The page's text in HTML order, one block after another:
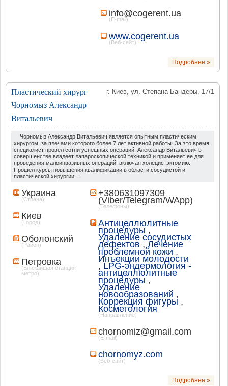
info@cogerent.ua
(E-mail)
www.cogerent.ua
(Веб-сайт)
Подробнее »
г. Киев, ул. Степана Бандеры, 17/1
Пластический хирург
Чорномыз Александр
Витальевич
Чорномыз Александр Витальевич является опытным пластическим
хирургом, за плечами которого более 7 лет активной работы. За это время
специалист провел сотни успешных операций. Александр Витальевич в
совершенстве владеет лапароскопической техникой и применяет ее для
проведения малоинвазивных операций, включая холецистэктомию.
Прошел курсы повышения квалификации в области сосудистой и
пластической хирургии....
Украина
(Страна)
Киев
(Город)
Оболонский
(Район)
Петровка
(Ближайшая станция
метро)
+380631097309
(Viber/Telegram/WApp)
(Телефоны)
Антицеллюлитные
процедуры ,
Удаление сосудистых
дефектов , Лечение
проблемной кожи ,
Инъекции молодости
, LPG-эндермология -
антицеллюлитные
процедуры ,
Удаление
новообразований ,
Коррекция фигуры ,
Косметология
(Направление)
chornomiz@gmail.com
(E-mail)
chornomyz.com
(Веб-сайт)
Подробнее »